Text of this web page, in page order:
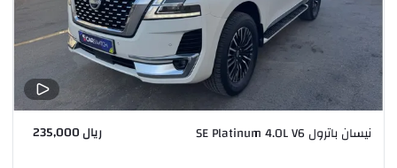
نيسان باترول SE Platinum 4.0L V6 ريال 235,000